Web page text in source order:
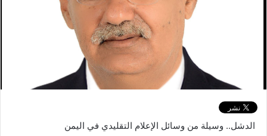
الدشل.. وسيلة من وسائل الإعلام التقليدي في اليمن